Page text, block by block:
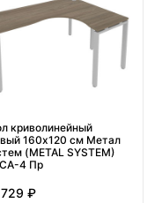
криволинейный
160х120 см Метал
(METAL SYSTEM)
4 Пр
₽